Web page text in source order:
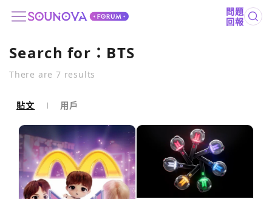
問題
回報
Search for： BTS
There are 7 results
貼文 用戶